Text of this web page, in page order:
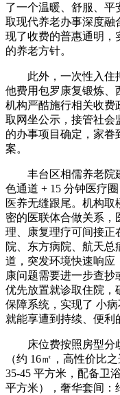
了一个温暖、舒服、
取现代养老办事深度融
现了收费的普惠通明，
的养老方针。
此外，一次性入住押
他费用包罗康复锻炼、
机构严酷施行相关收费
取网坐公示，接管社会
的办事项目确定，家
案。
丰台区相儒养老院建
色通道 + 15 分钟医疗
医养无缝跟尾。机构
密的医联体合做关系
理、康复理疗可间接正
院、东方病院、航天总
道，突发环境快速响应
康问题需要进一步查抄
优先放置就诊取住院，
保障系统，实现了 小
就能享遭到持续、便利
床位费按照房型分歧
（约 16㎡，高性价比
35-45 平方米，配备卫
平方米），奢华套间：